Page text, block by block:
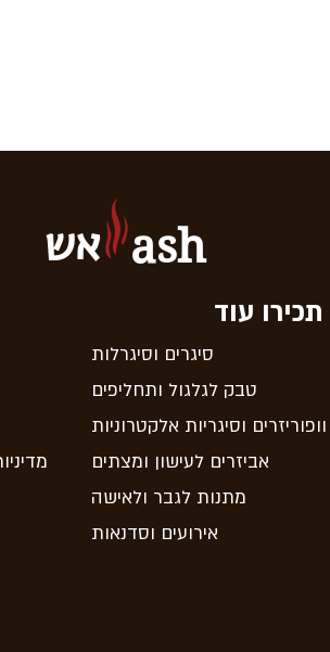
אש ash
תכירו עוד
סיגרים וסיגרלות
טבק לגלגול ותחליפים
וופוריזרים וסיגריות אלקטרוניות
אביזרים לעישון ומצתים
מתנות לגבר ולאישה
אירועים וסדנאות